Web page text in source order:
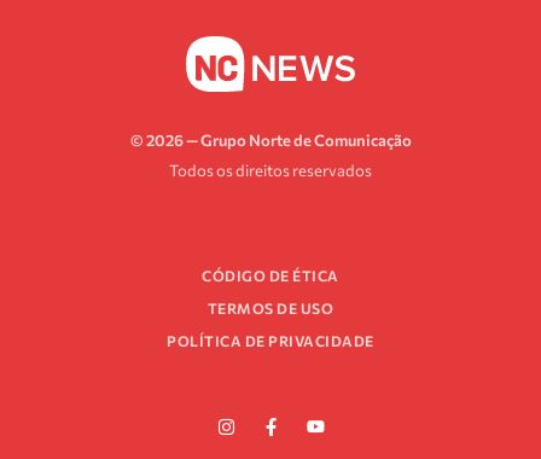
© 2026 — Grupo Norte de Comunicação
Todos os direitos reservados
CÓDIGO DE ÉTICA
TERMOS DE USO
POLÍTICA DE PRIVACIDADE